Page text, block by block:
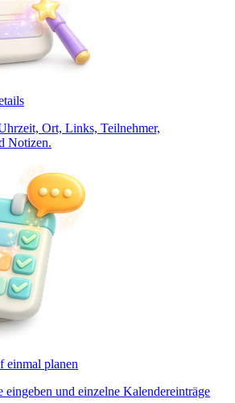
Ort, Links, Teilnehmer,
Notizen.
einmal planen
eingeben und einzelne Kalendereinträge